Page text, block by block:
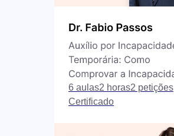
6 aulas2 horas2 petições
Certificado